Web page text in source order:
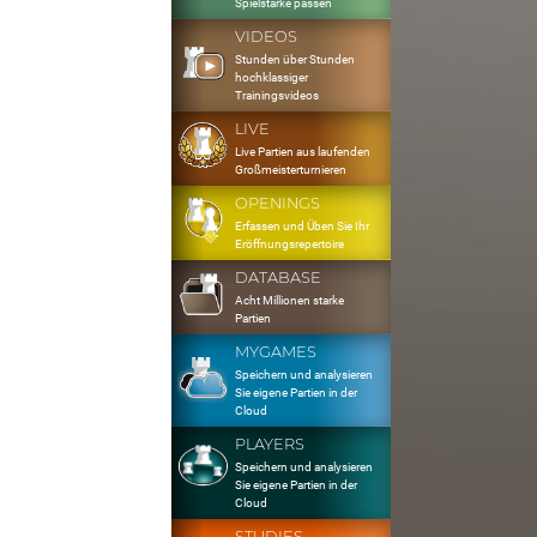
VIDEOS
Stunden über Stunden
hochklassiger
Trainingsvideos
LIVE
Live Partien aus laufenden
Großmeisterturnieren
OPENINGS
Erfassen und Üben Sie Ihr
Eröffnungsrepertoire
DATABASE
Acht Millionen starke
Partien
MYGAMES
Speichern und analysieren
Sie eigene Partien in der
Cloud
PLAYERS
Speichern und analysieren
Sie eigene Partien in der
Cloud